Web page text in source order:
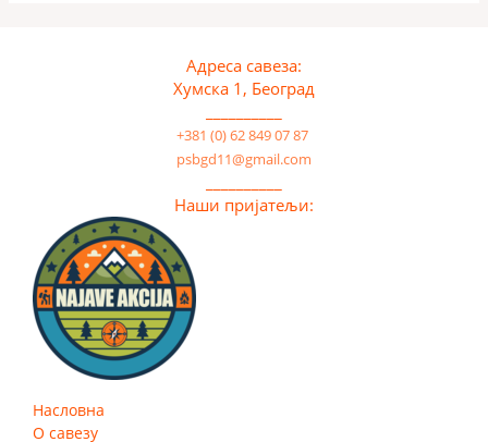
Адреса савеза:
Хумска 1, Београд
+381 (0) 62 849 07 87
psbgd11@gmail.com
Наши пријатељи:
Насловна
О савезу